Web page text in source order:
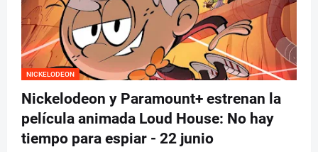
NICKELODEON
Nickelodeon y Paramount+ estrenan la
película animada Loud House: No hay
tiempo para espiar - 22 junio